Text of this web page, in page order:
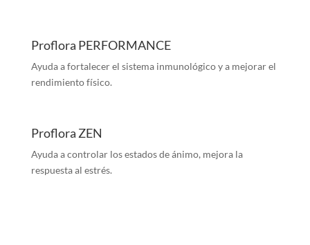
Proflora PERFORMANCE
Ayuda a fortalecer el sistema inmunológico y a mejorar el
rendimiento físico.
Proflora ZEN
Ayuda a controlar los estados de ánimo, mejora la
respuesta al estrés.